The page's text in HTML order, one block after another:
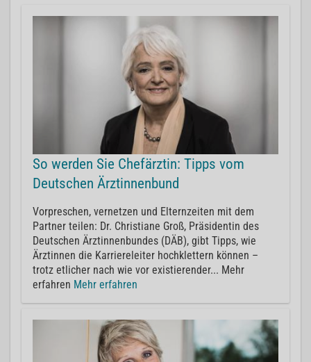
So werden Sie Chefärztin: Tipps vom
Deutschen Ärztinnenbund
Vorpreschen, vernetzen und Elternzeiten mit dem
Partner teilen: Dr. Christiane Groß, Präsidentin des
Deutschen Ärztinnenbundes (DÄB), gibt Tipps, wie
Ärztinnen die Karriereleiter hochklettern können –
trotz etlicher nach wie vor existierender... Mehr
erfahren Mehr erfahren